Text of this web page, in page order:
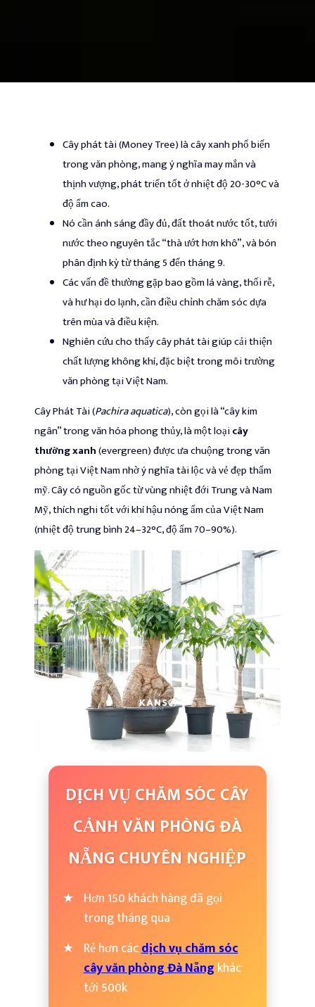
Cây phát tài (Money Tree) là cây xanh phổ biến
trong văn phòng, mang ý nghĩa may mắn và
thịnh vượng, phát triển tốt ở nhiệt độ 20-30°C và
độ ẩm cao.
Nó cần ánh sáng đầy đủ, đất thoát nước tốt, tưới
nước theo nguyên tắc “thà ướt hơn khô”, và bón
phân định kỳ từ tháng 5 đến tháng 9.
Các vấn đề thường gặp bao gồm lá vàng, thối rễ,
và hư hại do lạnh, cần điều chỉnh chăm sóc dựa
trên mùa và điều kiện.
Nghiên cứu cho thấy cây phát tài giúp cải thiện
chất lượng không khí, đặc biệt trong môi trường
văn phòng tại Việt Nam.
Cây Phát Tài (Pachira aquatica), còn gọi là “cây kim
ngân” trong văn hóa phong thủy, là một loạicây
thường xanh(evergreen) được ưa chuộng trong văn
phòng tại Việt Nam nhờ ý nghĩa tài lộc và vẻ đẹp thẩm
mỹ. Cây có nguồn gốc từ vùng nhiệt đới Trung và Nam
Mỹ, thích nghi tốt với khí hậu nóng ẩm của Việt Nam
(nhiệt độ trung bình 24–32°C, độ ẩm 70–90%).
DỊCH VỤ CHĂM SÓC CÂY
CẢNH VĂN PHÒNG ĐÀ
NẴNG CHUYÊN NGHIỆP
Hơn 150 khách hàng đã gọi
trong tháng qua
Rẻ hơn cácdịch vụ chăm sóc
cây văn phòng Đà Nẵng khác
tới 500k